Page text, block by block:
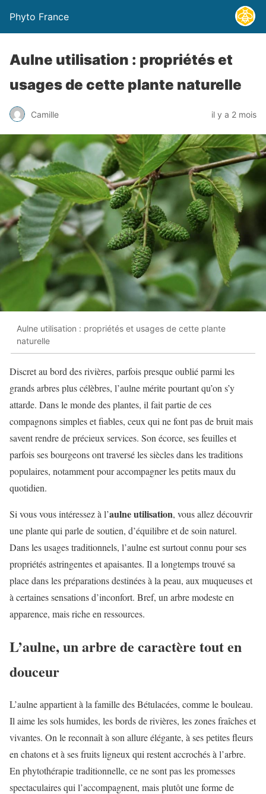
Phyto France
Aulne utilisation : propriétés et
usages de cette plante naturelle
Camille il y a 2 mois
Aulne utilisation : propriétés et usages de cette plante
naturelle
Discret au bord des rivières, parfois presque oublié parmi les
grands arbres plus célèbres, l’aulne mérite pourtant qu’on s’y
attarde. Dans le monde des plantes, il fait partie de ces
compagnons simples et fiables, ceux qui ne font pas de bruit mais
savent rendre de précieux services. Son écorce, ses feuilles et
parfois ses bourgeons ont traversé les siècles dans les traditions
populaires, notamment pour accompagner les petits maux du
quotidien.
Si vous vous intéressez à l’aulne utilisation, vous allez découvrir
une plante qui parle de soutien, d’équilibre et de soin naturel.
Dans les usages traditionnels, l’aulne est surtout connu pour ses
propriétés astringentes et apaisantes. Il a longtemps trouvé sa
place dans les préparations destinées à la peau, aux muqueuses et
à certaines sensations d’inconfort. Bref, un arbre modeste en
apparence, mais riche en ressources.
L’aulne, un arbre de caractère tout en
douceur
L’aulne appartient à la famille des Bétulacées, comme le bouleau.
Il aime les sols humides, les bords de rivières, les zones fraîches et
vivantes. On le reconnaît à son allure élégante, à ses petites fleurs
en chatons et à ses fruits ligneux qui restent accrochés à l’arbre.
En phytothérapie traditionnelle, ce ne sont pas les promesses
spectaculaires qui l’accompagnent, mais plutôt une forme de